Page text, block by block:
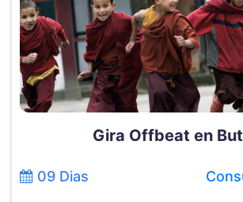
Gira Offbeat en
09 Dias